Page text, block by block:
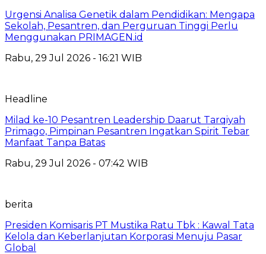
Urgensi Analisa Genetik dalam Pendidikan: Mengapa
Sekolah, Pesantren, dan Perguruan Tinggi Perlu
Menggunakan PRIMAGEN.id
Rabu, 29 Jul 2026 - 16:21 WIB
Headline
Milad ke-10 Pesantren Leadership Daarut Tarqiyah
Primago, Pimpinan Pesantren Ingatkan Spirit Tebar
Manfaat Tanpa Batas
Rabu, 29 Jul 2026 - 07:42 WIB
berita
Presiden Komisaris PT Mustika Ratu Tbk : Kawal Tata
Kelola dan Keberlanjutan Korporasi Menuju Pasar
Global